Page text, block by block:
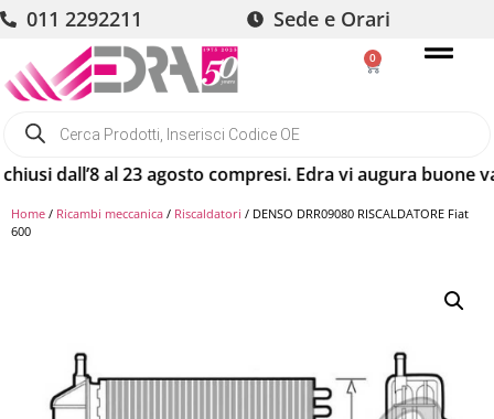
011 2292211 Sede e Orari
0
dall’8 al 23 agosto compresi. Edra vi augura buone
Home / Ricambi meccanica / Riscaldatori / DENSO DRR09080 RISCALDATORE Fiat
600